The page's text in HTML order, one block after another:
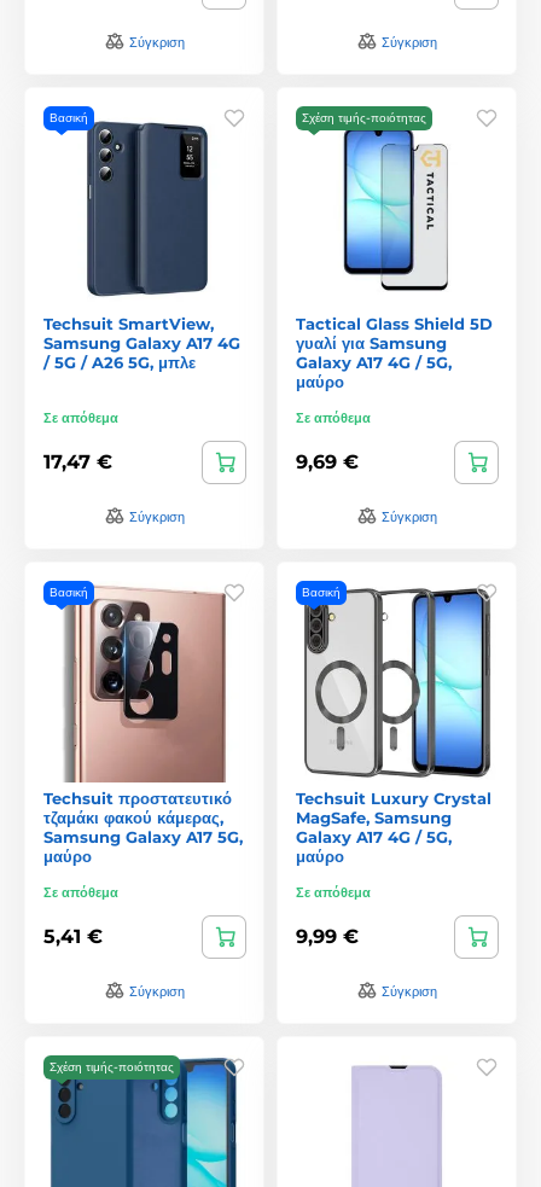
Σύγκριση Σύγκριση
Βασική
Techsuit SmartView,
Samsung Galaxy A17 4G
/ 5G / A26 5G, μπλε
Σε απόθεμα
17,47 €
Σύγκριση
Σχέση τιμής-ποιότητας
Tactical Glass Shield 5D
γυαλί για Samsung
Galaxy A17 4G / 5G,
μαύρο
Σε απόθεμα
9,69 €
Σύγκριση
Βασική
Techsuit προστατευτικό
τζαμάκι φακού κάμερας,
Samsung Galaxy A17 5G,
μαύρο
Σε απόθεμα
5,41 €
Σύγκριση
Βασική
Techsuit Luxury Crystal
MagSafe, Samsung
Galaxy A17 4G / 5G,
μαύρο
Σε απόθεμα
9,99 €
Σύγκριση
Σχέση τιμής-ποιότητας